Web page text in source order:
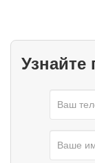
Узнайте